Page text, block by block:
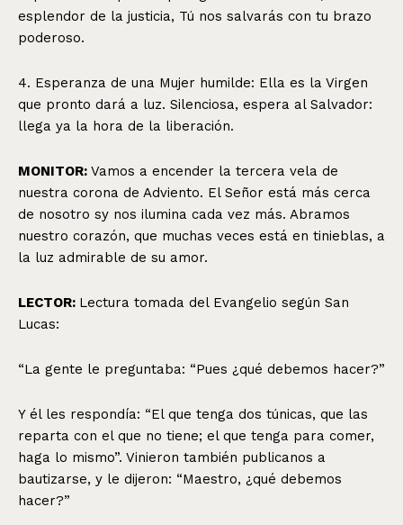
esplendor de la justicia, Tú nos salvarás con tu brazo
poderoso.
4. Esperanza de una Mujer humilde: Ella es la Virgen
que pronto dará a luz. Silenciosa, espera al Salvador:
llega ya la hora de la liberación.
MONITOR: Vamos a encender la tercera vela de
nuestra corona de Adviento. El Señor está más cerca
de nosotro sy nos ilumina cada vez más. Abramos
nuestro corazón, que muchas veces está en tinieblas, a
la luz admirable de su amor.
LECTOR: Lectura tomada del Evangelio según San
Lucas:
“La gente le preguntaba: “Pues ¿qué debemos hacer?”
Y él les respondía: “El que tenga dos túnicas, que las
reparta con el que no tiene; el que tenga para comer,
haga lo mismo”. Vinieron también publicanos a
bautizarse, y le dijeron: “Maestro, ¿qué debemos
hacer?”